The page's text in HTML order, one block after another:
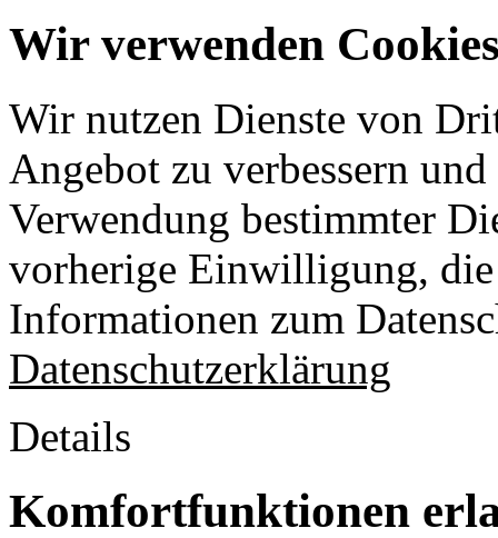
Wir verwenden
Wir nutzen Dienste von
Angebot zu verbessern
Verwendung bestimmter
vorherige Einwilligung,
Informationen zum
Datenschutzerklärung
Details
Komfortfunktionen